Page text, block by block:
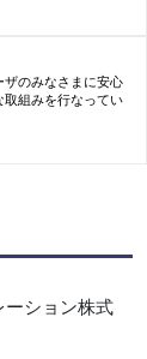
ザのみなさまに安心
取組みを行なってい
ション株式